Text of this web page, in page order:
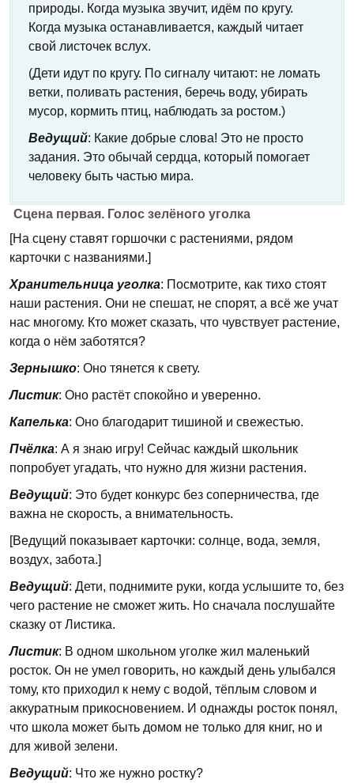
природы. Когда музыка звучит, идём по кругу.
Когда музыка останавливается, каждый читает
свой листочек вслух.
(Дети идут по кругу. По сигналу читают: не ломать
ветки, поливать растения, беречь воду, убирать
мусор, кормить птиц, наблюдать за ростом.)
Ведущий: Какие добрые слова! Это не просто
задания. Это обычай сердца, который помогает
человеку быть частью мира.
Сцена первая. Голос зелёного уголка
[На сцену ставят горшочки с растениями, рядом
карточки с названиями.]
Хранительница уголка: Посмотрите, как тихо стоят
наши растения. Они не спешат, не спорят, а всё же учат
нас многому. Кто может сказать, что чувствует растение,
когда о нём заботятся?
Зернышко: Оно тянется к свету.
Листик: Оно растёт спокойно и уверенно.
Капелька: Оно благодарит тишиной и свежестью.
Пчёлка: А я знаю игру! Сейчас каждый школьник
попробует угадать, что нужно для жизни растения.
Ведущий: Это будет конкурс без соперничества, где
важна не скорость, а внимательность.
[Ведущий показывает карточки: солнце, вода, земля,
воздух, забота.]
Ведущий: Дети, поднимите руки, когда услышите то, без
чего растение не сможет жить. Но сначала послушайте
сказку от Листика.
Листик: В одном школьном уголке жил маленький
росток. Он не умел говорить, но каждый день улыбался
тому, кто приходил к нему с водой, тёплым словом и
аккуратным прикосновением. И однажды росток понял,
что школа может быть домом не только для книг, но и
для живой зелени.
Ведущий: Что же нужно ростку?